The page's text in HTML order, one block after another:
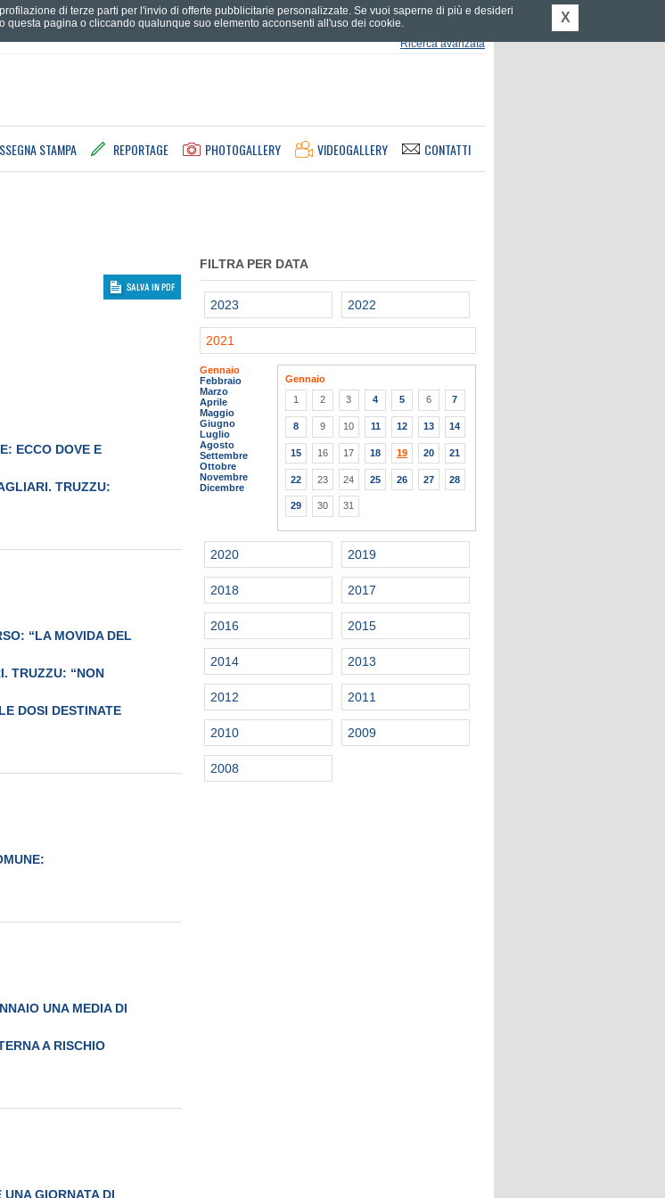
Ricerca avanzata
STAMPA REPORTAGE PHOTOGALLERY VIDEOGALLERY CONTATTI
ECCO DOVE E
TRUZZU:
“LA MOVIDA DEL
TRUZZU: “NON
DOSI DESTINATE
UNA MEDIA DI
A RISCHIO
GIORNATA DI
FILTRA PER DATA
2023 2022
2021
Gennaio
Febbraio
Marzo
Aprile
Maggio
Giugno
Luglio
Agosto
Settembre
Ottobre
Novembre
Dicembre
Gennaio
1
2 3 4 5 6 7
8 9 10 11 12 13 14
15 16 17 18 19 20 21
22 23 24 25 26 27 28
29 30 31
2020 2019
2018 2017
2016 2015
2014 2013
2012 2011
2010 2009
2008
di terze parti per l'invio di offerte pubblicitarie personalizzate. Se vuoi saperne di più e desideri
questa pagina o cliccando qualunque suo elemento acconsenti all'uso dei cookie. X